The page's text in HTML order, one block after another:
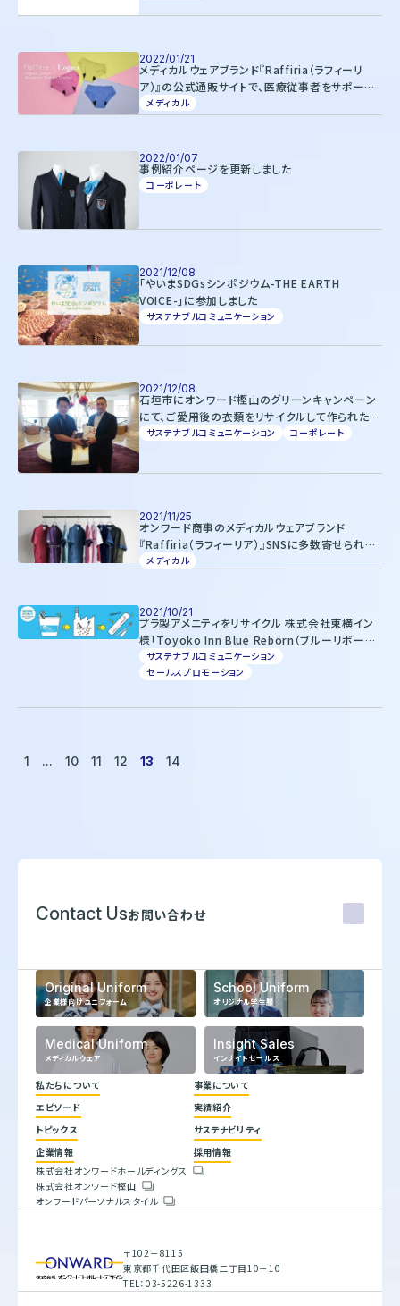
2022/01/21
メディカルウェアブランド『Raffiria（ラフィーリ
ア）』の公式通販サイトで、医療従事者をサポート
する吸水サニタリーショーツを発売開始
メディカル
2022/01/07
事例紹介ページを更新しました
コーポレート
2021/12/08
「やいまSDGsシンポジウム-THE EARTH
VOICE-」に参加しました
サステナブルコミュニケーション
2021/12/08
石垣市にオンワード樫山のグリーンキャンペーン
にて、ご愛用後の衣類をリサイクルして作られた軍
手1,500双を寄贈しました。
サステナブルコミュニケーション コーポレート
2021/11/25
オンワード商事のメディカルウェアブランド
『Raffiria（ラフィーリア）』SNSに多数寄せられた
看護師の声にこたえ、公式通販サイトをオープン
メディカル
2021/10/21
プラ製アメニティをリサイクル 株式会社東横イン
様「Toyoko Inn Blue Reborn（ブルーリボーン）
プロジェクト」
サステナブルコミュニケーション
セールスプロモーション
1 ... 10 11 12 13 14
Contact Usお問い合わせ
Original Uniform
企業様向けユニフォーム
School Uniform
オリジナル学生服
Medical Uniform
メディカルウェア
Insight Sales
インサイトセールス
〒102－8115
東京都千代田区飯田橋二丁目10－10
TEL：03-5226-1333
私たちについて
代表メッセージ
企業理念
ヒストリー
事業について
エピソード
実績紹介
トピックス
サステナビリティ
トップコミットメント
企業情報
会社概要
人権方針
調達指針
採用情報
株式会社オンワードホールディングス
株式会社オンワード樫山
オンワードパーソナルスタイル